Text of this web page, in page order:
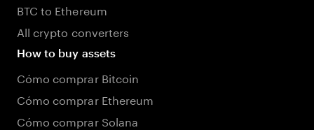
BTC to Ethereum
All crypto converters
How to buy assets
Cómo comprar Bitcoin
Cómo comprar Ethereum
Cómo comprar Solana